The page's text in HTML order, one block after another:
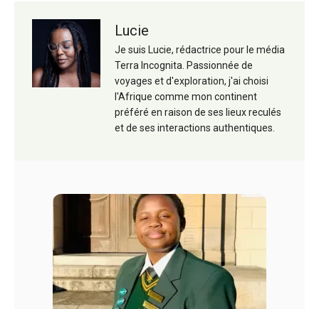
Lucie
Je suis Lucie, rédactrice pour le média
Terra Incognita. Passionnée de
voyages et d'exploration, j'ai choisi
l'Afrique comme mon continent
préféré en raison de ses lieux reculés
et de ses interactions authentiques.